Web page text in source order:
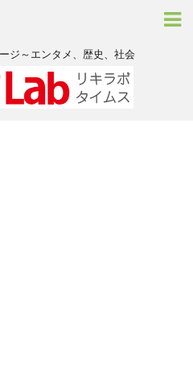
ジ～エンタメ、歴史、社会